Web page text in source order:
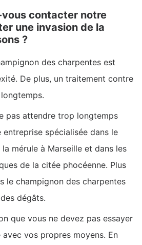
contacter notre
une invasion de la
?
des charpentes est
De plus, un traitement contre
pas attendre trop longtemps
spécialisée dans le
mérule à Marseille et dans les
de la citée phocéenne. Plus
le champignon des charpentes
dégâts.
que vous ne devez pas essayer
vos propres moyens. En